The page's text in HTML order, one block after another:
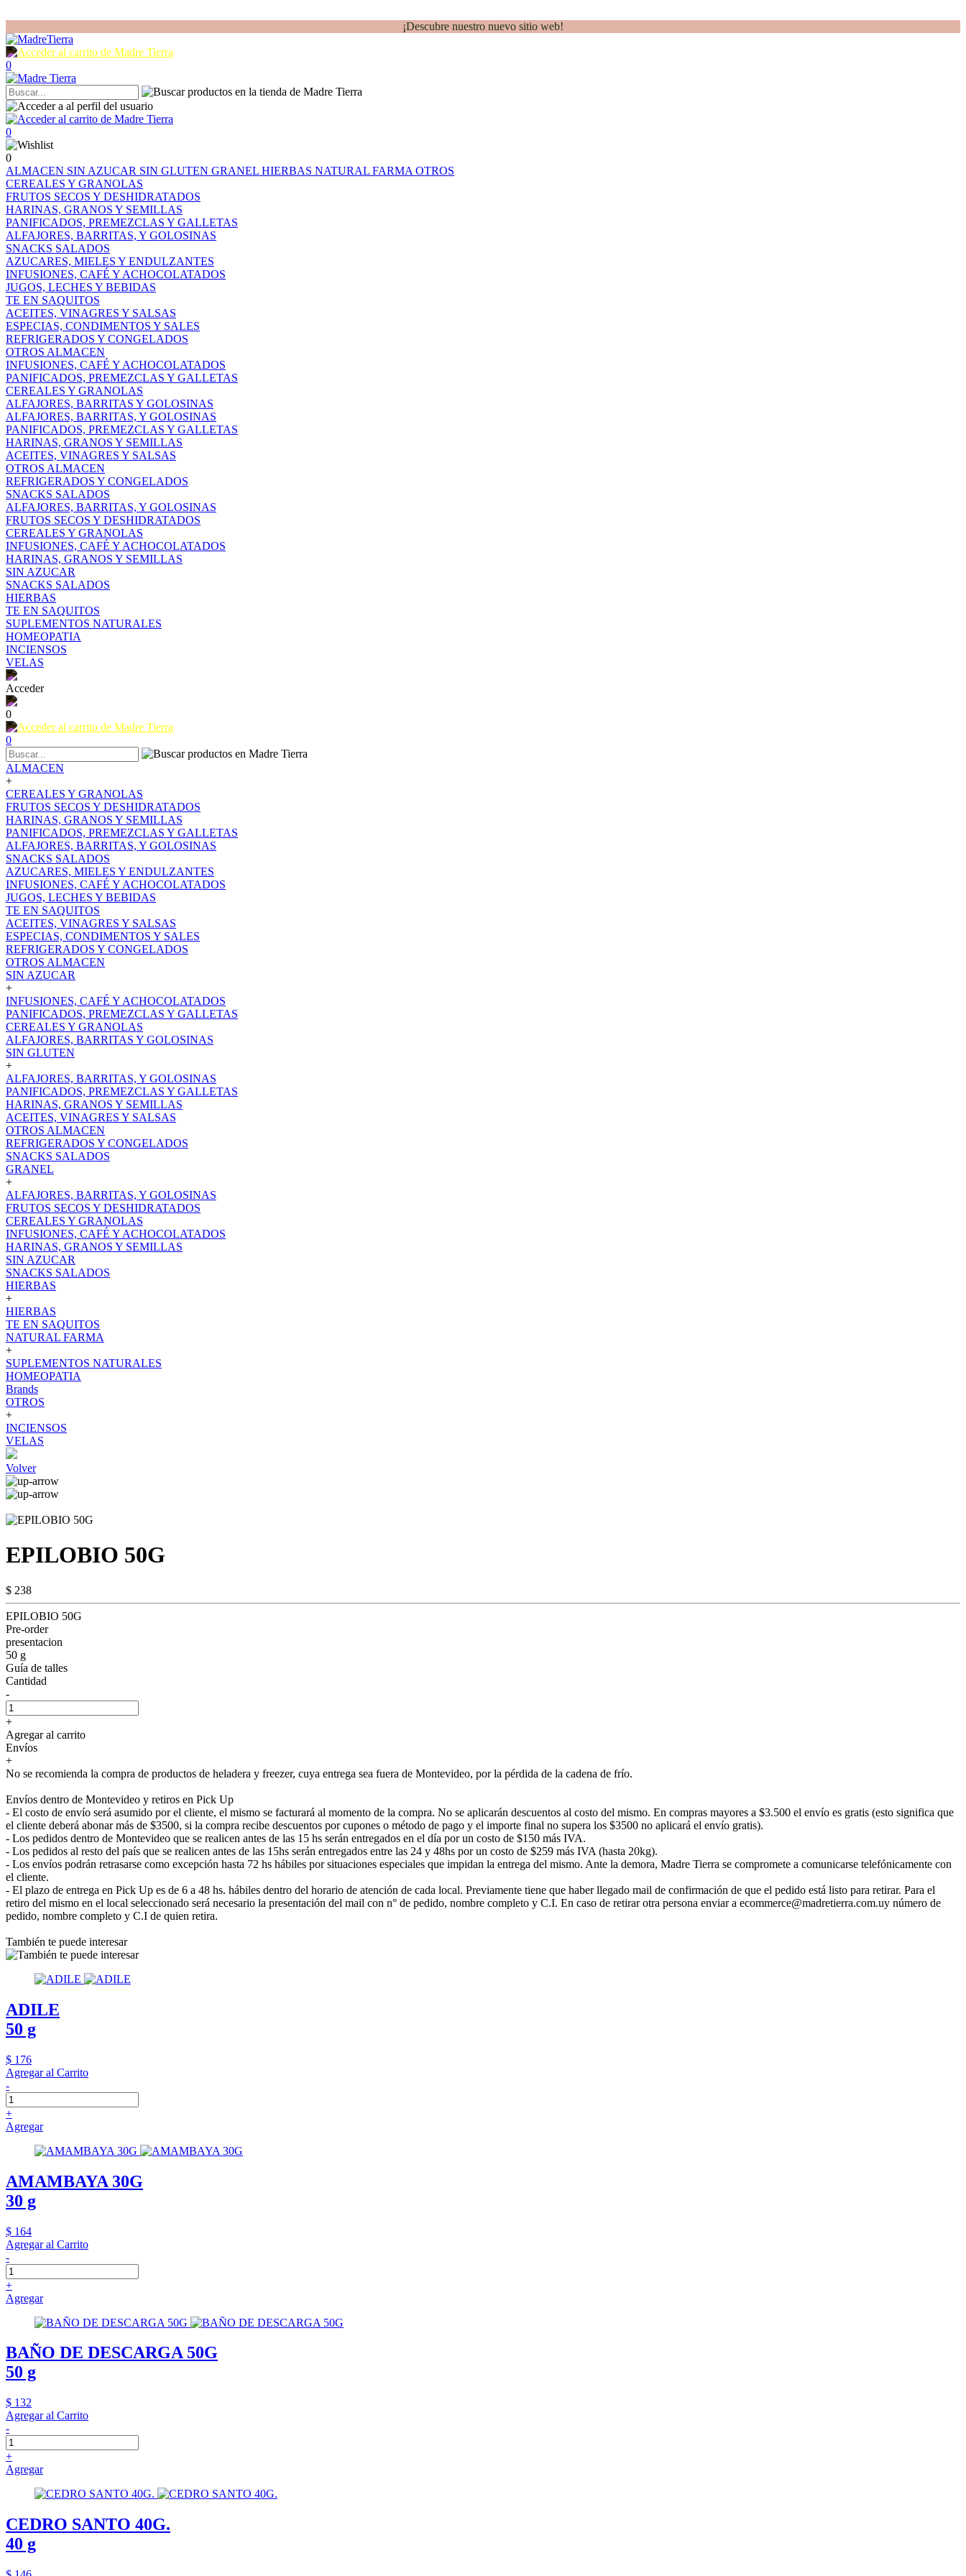
¡Descubre nuestro nuevo sitio web!
0
0
0
ALMACEN SIN AZUCAR SIN GLUTEN GRANEL HIERBAS NATURAL FARMA OTROS
CEREALES Y GRANOLAS
FRUTOS SECOS Y DESHIDRATADOS
HARINAS, GRANOS Y SEMILLAS
PANIFICADOS, PREMEZCLAS Y GALLETAS
ALFAJORES, BARRITAS, Y GOLOSINAS
SNACKS SALADOS
AZUCARES, MIELES Y ENDULZANTES
INFUSIONES, CAFÉ Y ACHOCOLATADOS
JUGOS, LECHES Y BEBIDAS
TE EN SAQUITOS
ACEITES, VINAGRES Y SALSAS
ESPECIAS, CONDIMENTOS Y SALES
REFRIGERADOS Y CONGELADOS
OTROS ALMACEN
INFUSIONES, CAFÉ Y ACHOCOLATADOS
PANIFICADOS, PREMEZCLAS Y GALLETAS
CEREALES Y GRANOLAS
ALFAJORES, BARRITAS Y GOLOSINAS
ALFAJORES, BARRITAS, Y GOLOSINAS
PANIFICADOS, PREMEZCLAS Y GALLETAS
HARINAS, GRANOS Y SEMILLAS
ACEITES, VINAGRES Y SALSAS
OTROS ALMACEN
REFRIGERADOS Y CONGELADOS
SNACKS SALADOS
ALFAJORES, BARRITAS, Y GOLOSINAS
FRUTOS SECOS Y DESHIDRATADOS
CEREALES Y GRANOLAS
INFUSIONES, CAFÉ Y ACHOCOLATADOS
HARINAS, GRANOS Y SEMILLAS
SIN AZUCAR
SNACKS SALADOS
HIERBAS
TE EN SAQUITOS
SUPLEMENTOS NATURALES
HOMEOPATIA
INCIENSOS
VELAS
Acceder
0
0
ALMACEN
+
CEREALES Y GRANOLAS
FRUTOS SECOS Y DESHIDRATADOS
HARINAS, GRANOS Y SEMILLAS
PANIFICADOS, PREMEZCLAS Y GALLETAS
ALFAJORES, BARRITAS, Y GOLOSINAS
SNACKS SALADOS
AZUCARES, MIELES Y ENDULZANTES
INFUSIONES, CAFÉ Y ACHOCOLATADOS
JUGOS, LECHES Y BEBIDAS
TE EN SAQUITOS
ACEITES, VINAGRES Y SALSAS
ESPECIAS, CONDIMENTOS Y SALES
REFRIGERADOS Y CONGELADOS
OTROS ALMACEN
SIN AZUCAR
+
INFUSIONES, CAFÉ Y ACHOCOLATADOS
PANIFICADOS, PREMEZCLAS Y GALLETAS
CEREALES Y GRANOLAS
ALFAJORES, BARRITAS Y GOLOSINAS
SIN GLUTEN
+
ALFAJORES, BARRITAS, Y GOLOSINAS
PANIFICADOS, PREMEZCLAS Y GALLETAS
HARINAS, GRANOS Y SEMILLAS
ACEITES, VINAGRES Y SALSAS
OTROS ALMACEN
REFRIGERADOS Y CONGELADOS
SNACKS SALADOS
GRANEL
+
ALFAJORES, BARRITAS, Y GOLOSINAS
FRUTOS SECOS Y DESHIDRATADOS
CEREALES Y GRANOLAS
INFUSIONES, CAFÉ Y ACHOCOLATADOS
HARINAS, GRANOS Y SEMILLAS
SIN AZUCAR
SNACKS SALADOS
HIERBAS
+
HIERBAS
TE EN SAQUITOS
NATURAL FARMA
+
SUPLEMENTOS NATURALES
HOMEOPATIA
Brands
OTROS
+
INCIENSOS
VELAS
Volver
EPILOBIO 50G
$ 238
EPILOBIO 50G
Pre-order
presentacion
50 g
Guía de talles
Cantidad
-
+
Agregar al carrito
Envíos
+
No se recomienda la compra de productos de heladera y freezer, cuya entrega sea fuera de Montevideo, por la pérdida de la cadena de frío.
Envíos dentro de Montevideo y retiros en Pick Up
- El costo de envío será asumido por el cliente, el mismo se facturará al momento de la compra. No se aplicarán descuentos al costo del mismo. En compras mayores a $3.500 el envío es gratis (esto significa que
el cliente deberá abonar más de $3500, si la compra recibe descuentos por cupones o método de pago y el importe final no supera los $3500 no aplicará el envío gratis).
- Los pedidos dentro de Montevideo que se realicen antes de las 15 hs serán entregados en el día por un costo de $150 más IVA.
- Los pedidos al resto del país que se realicen antes de las 15hs serán entregados entre las 24 y 48hs por un costo de $259 más IVA (hasta 20kg).
- Los envíos podrán retrasarse como excepción hasta 72 hs hábiles por situaciones especiales que impidan la entrega del mismo. Ante la demora, Madre Tierra se compromete a comunicarse telefónicamente con
el cliente.
- El plazo de entrega en Pick Up es de 6 a 48 hs. hábiles dentro del horario de atención de cada local. Previamente tiene que haber llegado mail de confirmación de que el pedido está listo para retirar. Para el
retiro del mismo en el local seleccionado será necesario la presentación del mail con n° de pedido, nombre completo y C.I. En caso de retirar otra persona enviar a ecommerce@madretierra.com.uy número de
pedido, nombre completo y C.I de quien retira.
También te puede interesar
ADILE
50 g
$ 176
Agregar al Carrito
-
+
Agregar
AMAMBAYA 30G
30 g
$ 164
Agregar al Carrito
-
+
Agregar
BAÑO DE DESCARGA 50G
50 g
$ 132
Agregar al Carrito
-
+
Agregar
CEDRO SANTO 40G.
40 g